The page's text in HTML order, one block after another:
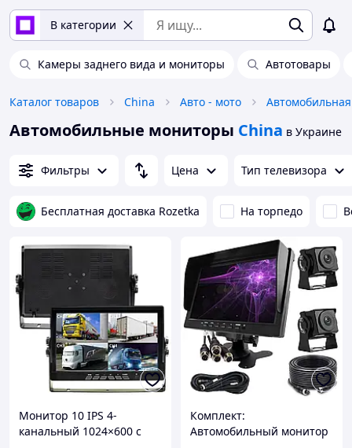
В категории
Камеры заднего вида и мониторы Автотовары
Каталог товаров China Авто - мото
Автомобильные мониторы China в Украине
Фильтры Цена Тип телевизора
Бесплатная доставка Rozetka На торпедо
Монитор 10 IPS 4-
канальный 1024×600 с
Комплект:
Автомобильный монитор